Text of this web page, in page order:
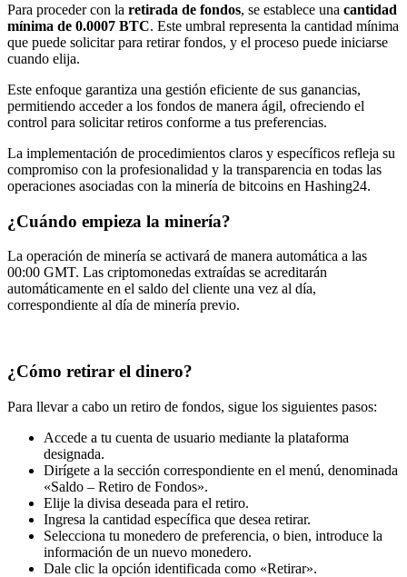
Para proceder con la retirada de fondos, se establece una cantidad
mínima de 0.0007 BTC. Este umbral representa la cantidad mínima
que puede solicitar para retirar fondos, y el proceso puede iniciarse
cuando elija.
Este enfoque garantiza una gestión eficiente de sus ganancias,
permitiendo acceder a los fondos de manera ágil, ofreciendo el
control para solicitar retiros conforme a tus preferencias.
La implementación de procedimientos claros y específicos refleja su
compromiso con la profesionalidad y la transparencia en todas las
operaciones asociadas con la minería de bitcoins en Hashing24.
¿Cuándo empieza la minería?
La operación de minería se activará de manera automática a las
00:00 GMT. Las criptomonedas extraídas se acreditarán
automáticamente en el saldo del cliente una vez al día,
correspondiente al día de minería previo.
¿Cómo retirar el dinero?
Para llevar a cabo un retiro de fondos, sigue los siguientes pasos:
Accede a tu cuenta de usuario mediante la plataforma
designada.
Dirígete a la sección correspondiente en el menú, denominada
«Saldo – Retiro de Fondos».
Elije la divisa deseada para el retiro.
Ingresa la cantidad específica que desea retirar.
Selecciona tu monedero de preferencia, o bien, introduce la
información de un nuevo monedero.
Dale clic la opción identificada como «Retirar».